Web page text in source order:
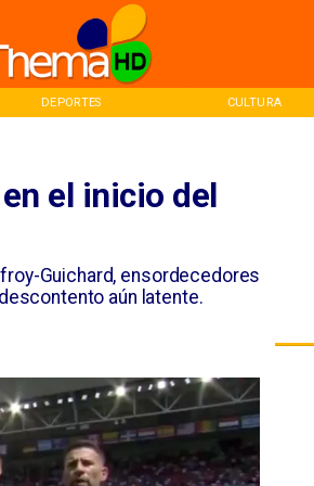
DEPORTES CULTURA
el inicio del
Guichard, ensordecedores
aún latente.